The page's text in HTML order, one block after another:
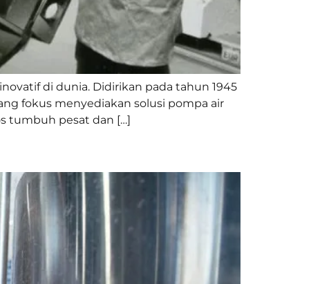
di dunia. Didirikan pada tahun 1945
fokus menyediakan solusi pompa air
tumbuh pesat dan […]